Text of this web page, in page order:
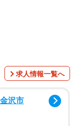
求人情報一覧へ
沢市